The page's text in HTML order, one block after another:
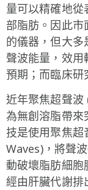
量可以精確地從
部脂肪。因此市
的儀器，但大多
聲波能量，效
預期；而臨床研
近年聚焦超聲
為無創溶脂帶來
技是使用聚焦
Waves)，將聲
動破壞脂肪細胞
經由肝臟代謝排